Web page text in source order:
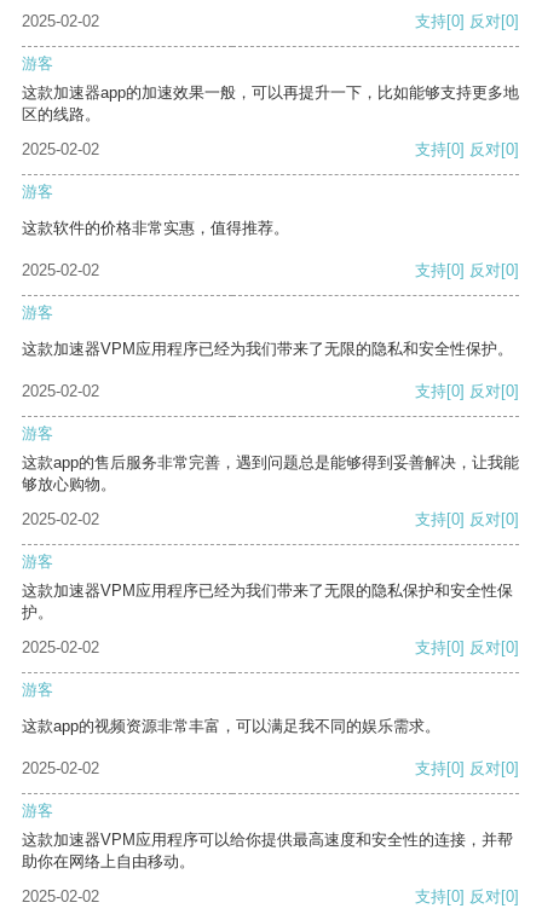
2025-02-02 支持[0] 反对[0]
游客
这款加速器app的加速效果一般，可以再提升一下，比如能够支持更多地
区的线路。
2025-02-02
支持[0] 反对[0]
游客
这款软件的价格非常实惠，值得推荐。
2025-02-02 支持[0] 反对[0]
游客
这款加速器VPM应用程序已经为我们带来了无限的隐私和安全性保护。
2025-02-02 支持[0] 反对[0]
游客
这款app的售后服务非常完善，遇到问题总是能够得到妥善解决，让我能
够放心购物。
2025-02-02
支持[0] 反对[0]
游客
这款加速器VPM应用程序已经为我们带来了无限的隐私保护和安全性保
护。
2025-02-02
支持[0] 反对[0]
游客
这款app的视频资源非常丰富，可以满足我不同的娱乐需求。
2025-02-02 支持[0] 反对[0]
游客
这款加速器VPM应用程序可以给你提供最高速度和安全性的连接，并帮
助你在网络上自由移动。
2025-02-02
支持[0] 反对[0]